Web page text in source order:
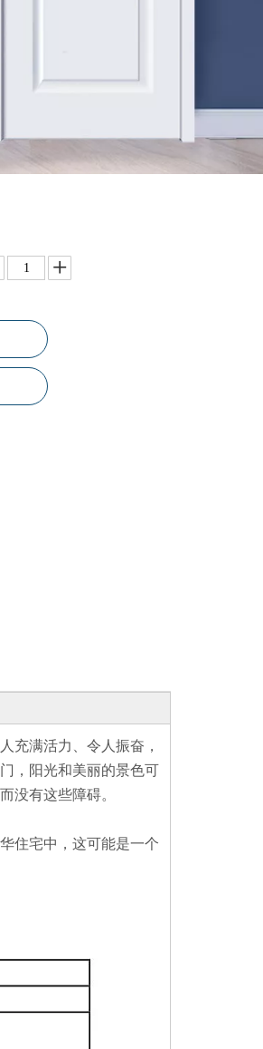
充满活力、令人振奋，
，阳光和美丽的景色可
没有这些障碍。
住宅中，这可能是一个